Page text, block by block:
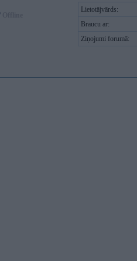
Lietotājvārds:
Braucu ar:
Ziņojumi forumā: